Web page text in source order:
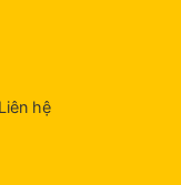
Liên hệ